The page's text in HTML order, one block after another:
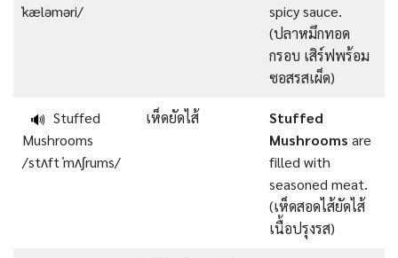
ˈkæləməri/
spicy sauce.
(ปลาหมึกทอด
กรอบ เสิร์ฟพร้อม
ซอสรสเผ็ด)
🔊 Stuffed
Mushrooms
/stʌft ˈmʌʃrums/
เห็ดยัดไส้
Stuffed
Mushrooms are
filled with
seasoned meat.
(เห็ดสอดไส้ยัดไส้
เนื้อปรุงรส)